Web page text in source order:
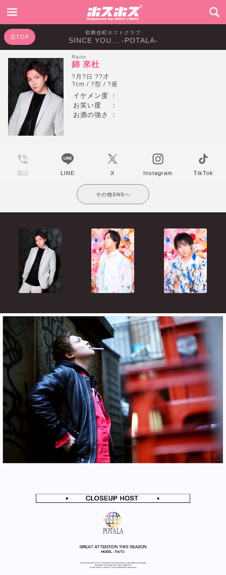
歌舞伎町ホストクラブ
SINCE YOU... -POTALA-
店TOP
Raito
錦 來杜
?月?日 ??才
?cm / ?型 / ?座
イケメン度
：
お笑い度
：
お酒の強さ
：
電話 LINE X Instagram TikTok
その他SNSへ